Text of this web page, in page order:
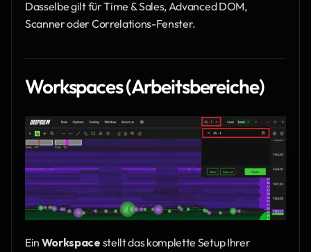
Dasselbe gilt für Time & Sales, Advanced DOM,
Scanner oder Correlations-Fenster.
Workspaces (Arbeitsbereiche)
Ein Workspace stellt das komplette Setup Ihrer